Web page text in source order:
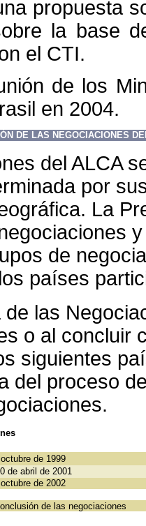
propuesta
la base
el CTI.
de los
en 2004.
DE LAS NEGOCIACIONES
del ALCA
por
La
de
países
de las
o al concluir
siguientes
del proceso
de 1999
de abril de 2001
de 2002
de las negociaciones